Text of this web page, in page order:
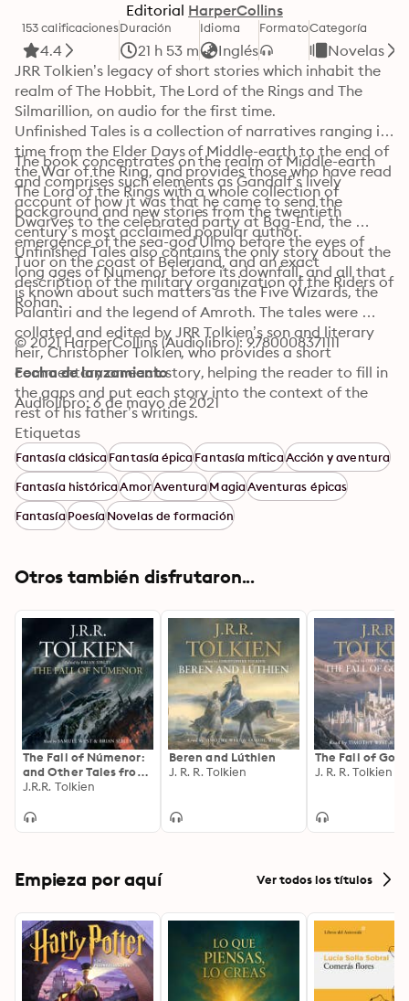
Editorial HarperCollins
153 calificaciones
4.4
Duración
21 h 53 m
Idioma
Inglés
FormatoCategoría
Novelas
JRR Tolkien’s legacy of short stories which inhabit the
realm of The Hobbit, The Lord of the Rings and The
Silmarillion, on audio for the first time.
Unfinished Tales is a collection of narratives ranging in
time from the Elder Days of Middle-earth to the end of
the War of the Ring, and provides those who have read
The Lord of the Rings with a whole collection of
background and new stories from the twentieth
century’s most acclaimed popular author.
The book concentrates on the realm of Middle-earth
and comprises such elements as Gandalf’s lively
account of how it was that he came to send the
Dwarves to the celebrated party at Bag-End, the
emergence of the sea-god Ulmo before the eyes of
Tuor on the coast of Beleriand, and an exact
description of the military organization of the Riders of
Rohan.
Unfinished Tales also contains the only story about the
long ages of Numenor before its downfall, and all that
is known about such matters as the Five Wizards, the
Palantiri and the legend of Amroth. The tales were
collated and edited by JRR Tolkien’s son and literary
heir, Christopher Tolkien, who provides a short
commentary on each story, helping the reader to fill in
the gaps and put each story into the context of the
rest of his father’s writings.
© 2021 HarperCollins (Audiolibro): 9780008371111
Fecha de lanzamiento
Audiolibro: 6 de mayo de 2021
Etiquetas
Fantasía clásicaFantasía épicaFantasía míticaAcción y aventura
Fantasía históricaAmorAventuraMagiaAventuras épicas
FantasíaPoesíaNovelas de formación
Otros también disfrutaron...
The Fall of Númenor:
and Other Tales from
the Second Age of
J.R.R. Tolkien
Beren and Lúthien
J. R. R. Tolkien
The Fall of
J. R. R. Tolkien
Empieza por aquí Ver todos los títulos